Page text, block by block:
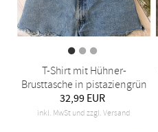
T-Shirt mit Hühner-
Brusttasche in pistaziengrün
32,99 EUR
inkl. MwSt und zzgl. Versand